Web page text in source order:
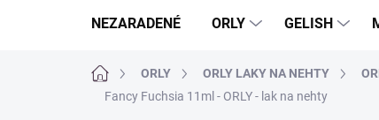
NEZARADENÉ ORLY GELISH
Domů ORLY ORLY LAKY NA NEHTY
Fancy Fuchsia 11ml - ORLY - lak na nehty